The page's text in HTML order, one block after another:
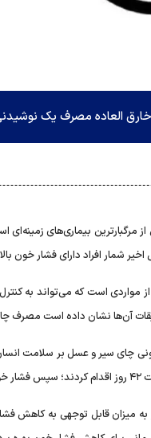
خارق العاده مصرف یک
از مرگبارترین بیماری‌های
مواردی است که می‌تواند به
آن‌ها نشان داده است مصرف
قابل توجهی به کاهش